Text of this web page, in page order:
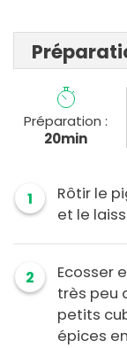
Préparation :
20min
1
Rôtir le
et le
2
Ecosser
très peu
petits
épices